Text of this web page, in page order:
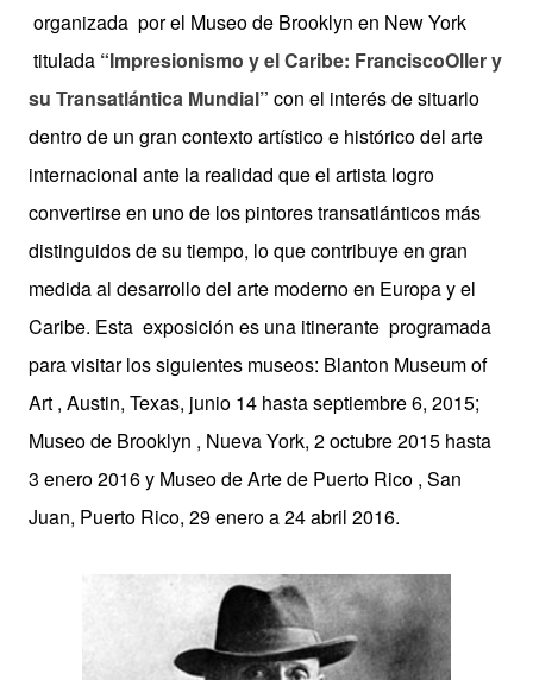
organizada por el Museo de Brooklyn en New York
titulada “Impresionismo y el Caribe: FranciscoOller y
su Transatlántica Mundial” con el interés de situarlo
dentro de un gran contexto artístico e histórico del arte
internacional ante la realidad que el artista logro
convertirse en uno de los pintores transatlánticos más
distinguidos de su tiempo, lo que contribuye en gran
medida al desarrollo del arte moderno en Europa y el
Caribe. Esta exposición es una itinerante programada
para visitar los siguientes museos: Blanton Museum of
Art , Austin, Texas, junio 14 hasta septiembre 6, 2015;
Museo de Brooklyn , Nueva York, 2 octubre 2015 hasta
3 enero 2016 y Museo de Arte de Puerto Rico , San
Juan, Puerto Rico, 29 enero a 24 abril 2016.